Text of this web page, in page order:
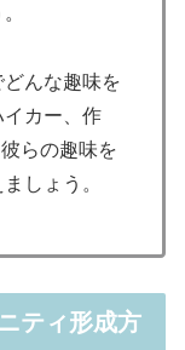
んな趣味を
カー、作
らの趣味を
しょう。
ティ形成方